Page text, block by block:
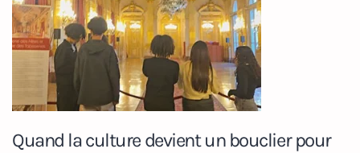
Quand la culture devient un bouclier pour